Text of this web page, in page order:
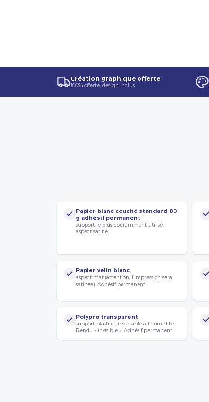
Création graphique offerte
100% offerte, design inclus
Papier blanc couché standard 80
g adhésif permanent
support le plus couramment utilisé,
aspect satiné.
Papier velin blanc
aspect mat (attention, l’impression sera
satinée). Adhésif permanent.
Polypro transparent
support plastifié, insensible à l’humidité.
Rendu « invisible ». Adhésif permanent.